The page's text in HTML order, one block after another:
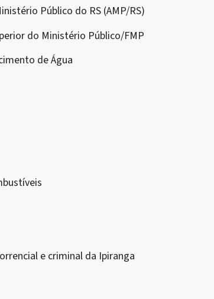
Público do RS (AMP/RS)
do Ministério Público/FMP
de Água
e criminal da Ipiranga